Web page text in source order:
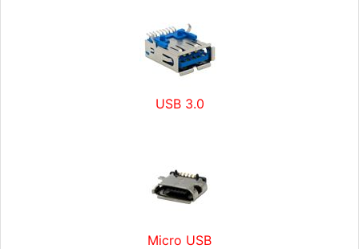
USB 3.0
Micro USB